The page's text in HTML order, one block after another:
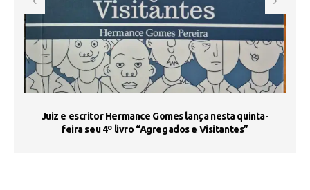
Juiz e escritor Hermance Gomes lança nesta quinta-
feira seu 4º livro “Agregados e Visitantes”